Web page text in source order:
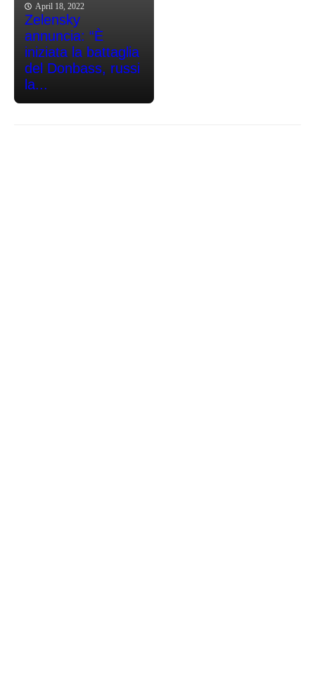
April 18, 2022
Zelensky
annuncia: “È
iniziata la battaglia
del Donbass, russi
la...